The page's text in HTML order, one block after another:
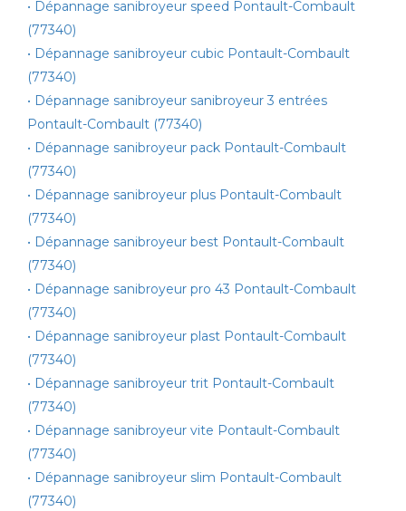
• Dépannage sanibroyeur speed Pontault-Combault
(77340)
• Dépannage sanibroyeur cubic Pontault-Combault
(77340)
• Dépannage sanibroyeur sanibroyeur 3 entrées
Pontault-Combault (77340)
• Dépannage sanibroyeur pack Pontault-Combault
(77340)
• Dépannage sanibroyeur plus Pontault-Combault
(77340)
• Dépannage sanibroyeur best Pontault-Combault
(77340)
• Dépannage sanibroyeur pro 43 Pontault-Combault
(77340)
• Dépannage sanibroyeur plast Pontault-Combault
(77340)
• Dépannage sanibroyeur trit Pontault-Combault
(77340)
• Dépannage sanibroyeur vite Pontault-Combault
(77340)
• Dépannage sanibroyeur slim Pontault-Combault
(77340)